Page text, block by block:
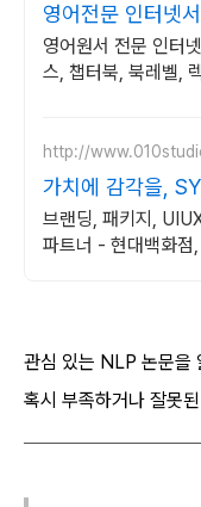
영어전문 인터넷
영어원서 전문 인터
스, 챕터북, 북레벨,
http://
가치에 감각을,
브랜딩, 패키지,
파트너 - 현대백화점
관심 있는 NLP 논문을
혹시 부족하거나 잘못